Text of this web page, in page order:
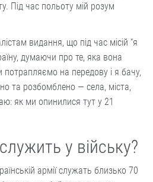
Під час польоту мій розум
видання, що під час місій “я
думаючи про те, яка вона
потрапляємо на передову і я бачу,
та розбомблено — села, міста,
як ми опинилися тут у 21
у війську?
армії служать близько 70